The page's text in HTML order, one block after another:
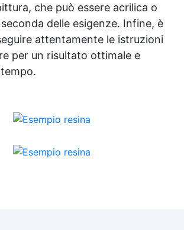
che può essere acrilica o
delle esigenze. Infine, è
attentamente le istruzioni
per un risultato ottimale e